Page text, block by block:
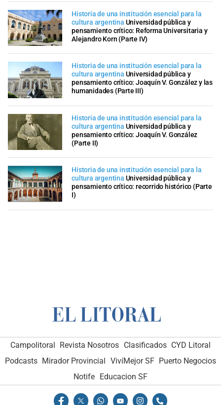
Historia de una institución esencial para la
cultura argentina Universidad pública y
pensamiento crítico: Reforma Universitaria y
Alejandro Korn (Parte IV)
Historia de una institución esencial para la
cultura argentina Universidad pública y
pensamiento crítico: Joaquín V. González y las
humanidades (Parte III)
Historia de una institución esencial para la
cultura argentina Universidad pública y
pensamiento crítico: Joaquín V. González
(Parte II)
Historia de una institución esencial para la
cultura argentina Universidad pública y
pensamiento crítico: recorrido histórico (Parte
I)
Campolitoral Revista Nosotros Clasificados CYD Litoral
Podcasts Mirador Provincial VivíMejor SF Puerto Negocios
Notife
Educacion SF